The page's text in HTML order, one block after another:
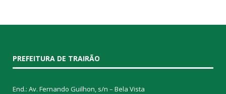
PREFEITURA DE TRAIRÃO
End.: Av. Fernando Guilhon, s/n – Bela Vista